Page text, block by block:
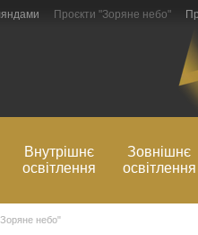
Проєкти "Зоряне небо"
Внутрішнє
освітлення
Зовнішнє
освітлення
небо"